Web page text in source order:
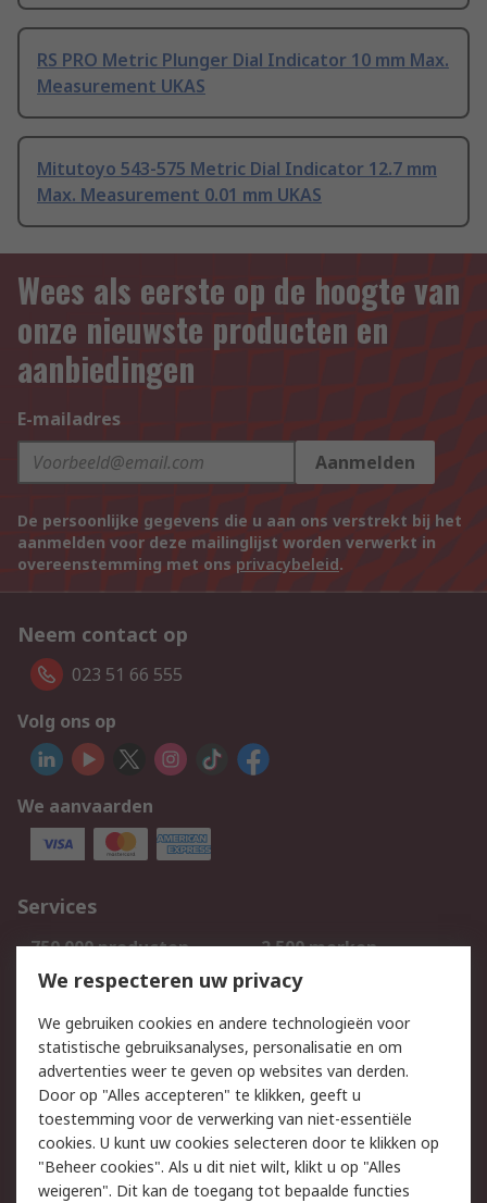
RS PRO Metric Plunger Dial Indicator 10 mm Max.
Measurement UKAS
Mitutoyo 543-575 Metric Dial Indicator 12.7 mm
Max. Measurement 0.01 mm UKAS
Wees als eerste op de hoogte van
onze nieuwste producten en
aanbiedingen
E-mailadres
Aanmelden
De persoonlijke gegevens die u aan ons verstrekt bij het
aanmelden voor deze mailinglijst worden verwerkt in
overeenstemming met ons privacybeleid.
Neem contact op
023 51 66 555
Volg ons op
We aanvaarden
Services
750.000 producten
2.500 merken
Bestellen
Inkoopoplossingen
Track & Trace
Wettelijk
Cookiebeleid
Email veiligheid
Privacybeleid
Websitevoorwaarden
Algemene
We respecteren uw privacy
We gebruiken cookies en andere technologieën voor
statistische gebruiksanalyses, personalisatie en om
advertenties weer te geven op websites van derden.
Door op "Alles accepteren" te klikken, geeft u
toestemming voor de verwerking van niet-essentiële
cookies. U kunt uw cookies selecteren door te klikken op
"Beheer cookies". Als u dit niet wilt, klikt u op "Alles
weigeren". Dit kan de toegang tot bepaalde functies